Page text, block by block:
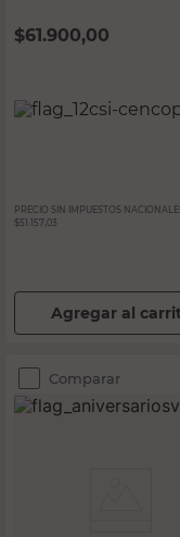
$61.900,00
PRECIO SIN IMPUESTOS
$51.157,03
Agregar al
Comparar